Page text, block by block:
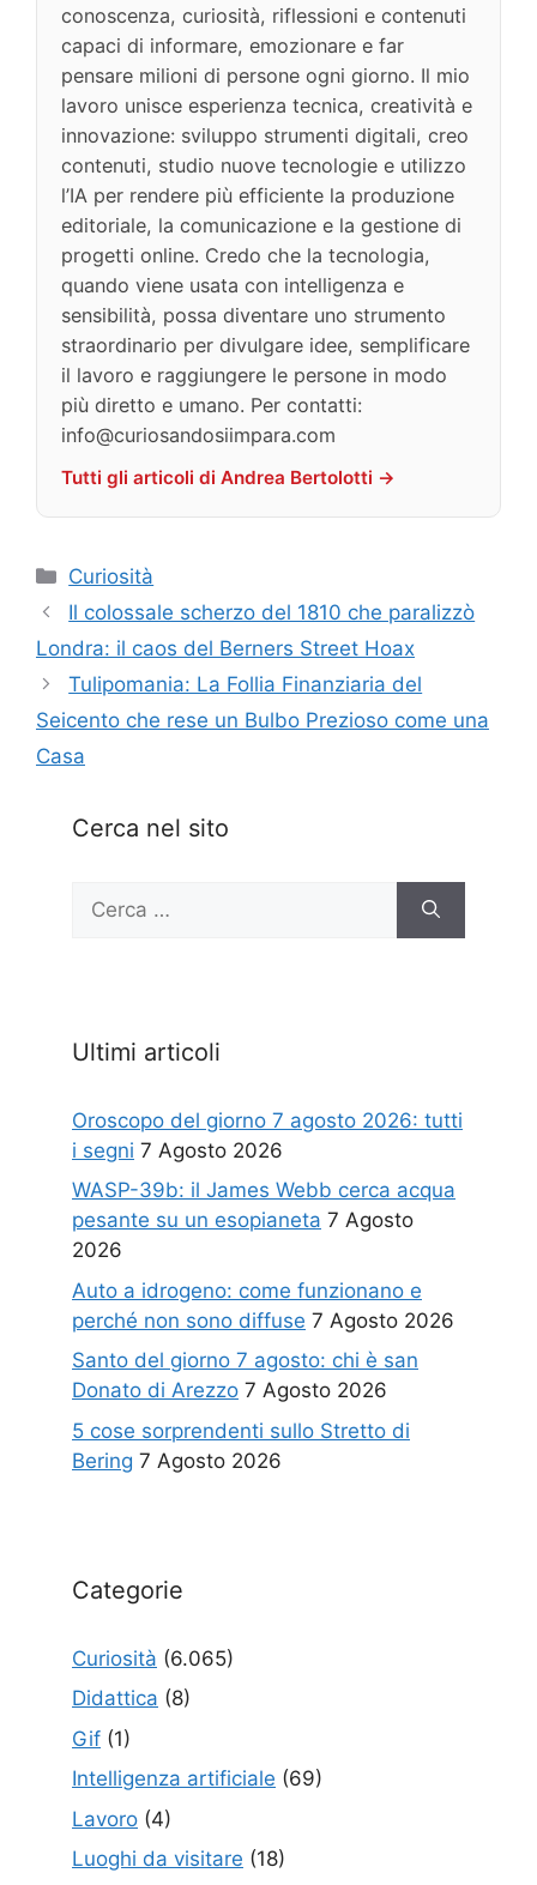
conoscenza, curiosità, riflessioni e contenuti
capaci di informare, emozionare e far
pensare milioni di persone ogni giorno. Il mio
lavoro unisce esperienza tecnica, creatività e
innovazione: sviluppo strumenti digitali, creo
contenuti, studio nuove tecnologie e utilizzo
l’IA per rendere più efficiente la produzione
editoriale, la comunicazione e la gestione di
progetti online. Credo che la tecnologia,
quando viene usata con intelligenza e
sensibilità, possa diventare uno strumento
straordinario per divulgare idee, semplificare
il lavoro e raggiungere le persone in modo
più diretto e umano. Per contatti:
info@curiosandosiimpara.com
Tutti gli articoli di Andrea Bertolotti →
Categorie
Curiosità
Il colossale scherzo del 1810 che paralizzò
Londra: il caos del Berners Street Hoax
Tulipomania: La Follia Finanziaria del
Seicento che rese un Bulbo Prezioso come una
Casa
Cerca nel sito
per:
Ultimi articoli
Oroscopo del giorno 7 agosto 2026: tutti
i segni 7 Agosto 2026
WASP-39b: il James Webb cerca acqua
pesante su un esopianeta 7 Agosto
2026
Auto a idrogeno: come funzionano e
perché non sono diffuse 7 Agosto 2026
Santo del giorno 7 agosto: chi è san
Donato di Arezzo 7 Agosto 2026
5 cose sorprendenti sullo Stretto di
Bering 7 Agosto 2026
Categorie
Curiosità (6.065)
Didattica (8)
Gif (1)
Intelligenza artificiale (69)
Lavoro (4)
Luoghi da visitare (18)